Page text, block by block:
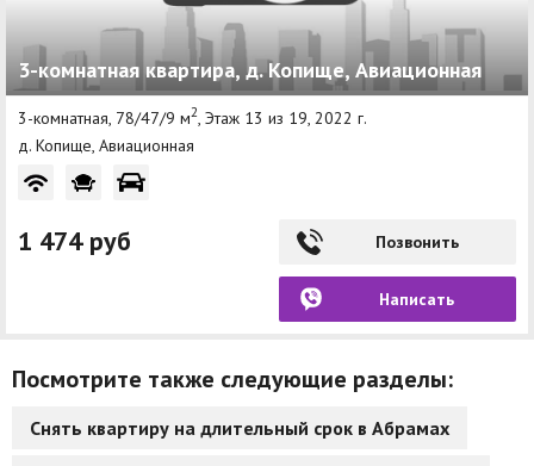
3-комнатная квартира, д. Копище, Авиационная
3-комнатная, 78/47/9 м2 , Этаж 13 из 19, 2022 г.
д. Копище, Авиационная
1 474 руб Позвонить
Написать
Посмотрите также следующие разделы:
Снять квартиру на длительный срок в Абрамах